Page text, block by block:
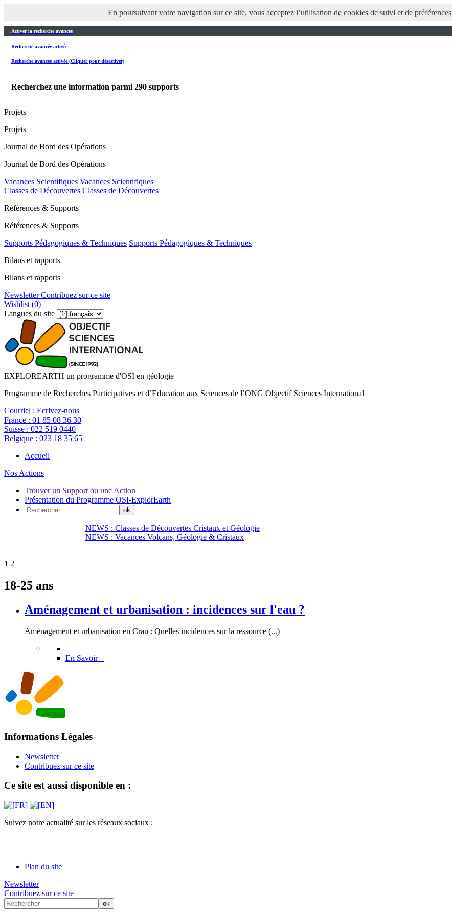
En poursuivant votre navigation sur ce site, vous acceptez l’utilisation de cookies de suivi et de préférences
Activer la recherche avancée
Recherche avancée activée
Recherche avancée activée (Cliquer pour désactiver)
Recherchez une information parmi 290 supports
Projets
Projets
Journal de Bord des Opérations
Journal de Bord des Opérations
Vacances Scientifiques Vacances Scientifiques
Classes de Découvertes Classes de Découvertes
Références & Supports
Références & Supports
Supports Pédagogiques & Techniques Supports Pédagogiques & Techniques
Bilans et rapports
Bilans et rapports
NewsletterContribuez sur ce site
Wishlist (0)
Langues du site
EXPLOREARTH un programme d'OSI en géologie
Programme de Recherches Participatives et d’Education aux Sciences de l’ONG Objectif Sciences International
Courriel : Ecrivez-nous
France : 01 85 08 36 30
Suisse : 022 519 0440
Belgique : 023 18 35 65
Accueil
Nos Actions
Trouver un Support ou une Action
Présentation du Programme OSI-ExplorEarth
NEWS : Classes de Découvertes Cristaux et Géologie
NEWS : Vacances Volcans, Géologie & Cristaux
1 2
18-25 ans
Aménagement et urbanisation : incidences sur l'eau ?
Aménagement et urbanisation en Crau : Quelles incidences sur la ressource (...)
En Savoir +
Informations Légales
Newsletter
Contribuez sur ce site
Ce site est aussi disponible en :
Suivez notre actualité sur les réseaux sociaux :
Plan du site
Newsletter
Contribuez sur ce site